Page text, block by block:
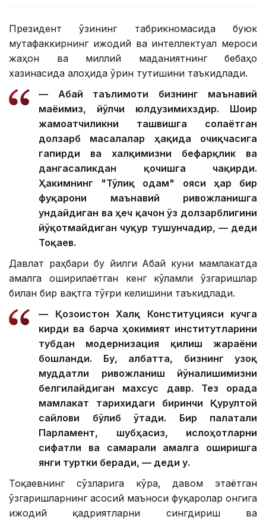
Президент ўзининг табрикномасида буюк
мутафаккирнинг ижодий ва интеллектуал мероси
жаҳон ва миллий маданиятнинг бебаҳо
хазинасида алоҳида ўрин тутишини таъкидлади.
— Абай таълимоти бизнинг маънавий
маёғимиз, йўлчи юлдузимихздир. Шоир
жамоатчиликни ташвишга солаётган
долзарб масалалар ҳақида очиқчасига
гапирди ва халқимизни бефарқлик ва
дангасаликдан қочишга чақирди.
Ҳакимнинг "Тўлиқ одам" ғояси ҳар бир
фуқарони маънавий ривожланишга
ундайдиган ва ҳеч қачон ўз долзарблигини
йўқотмайдиган чуқур тушунчадир, — деди
Тоқаев.
Давлат раҳбари бу йилги Абай куни мамлакатда
амалга оширилаётган кенг кўламли ўзгаришлар
билан бир вақтга тўғри келишини таъкидлади.
— Қозоғистон Халқ Конституцияси кучга
кирди ва барча ҳокимият институтларини
тубдан модернизация қилиш жараёни
бошланди. Бу, албатта, бизнинг узоқ
муддатли ривожланиш йўналишимизни
белгилайдиган махсус давр. Тез орада
мамлакат тарихидаги биринчи Қурултой
сайлови бўлиб ўтади. Бир палатали
Парламент, шубҳасиз, ислоҳотларни
сифатли ва самарали амалга оширишга
янги туртки беради, — деди у.
Тоқаевнинг сўзларига кўра, давом этаётган
ўзгаришларнинг асосий маъноси фуқаролар онгига
ижодий қадриятларни сингдириш ва